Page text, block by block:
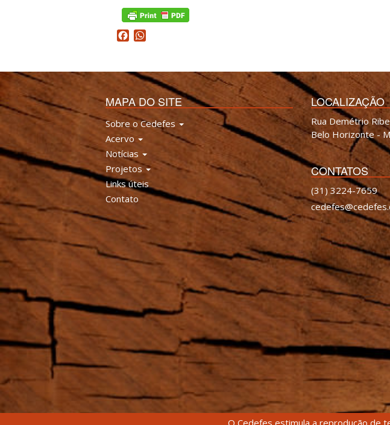
Facebook
MAPA DO SITE
Sobre o Cedefes
Acervo
Notícias
Projetos
Links úteis
Contato
LOCALIZAÇÃO
Rua Demétrio
Belo Horizonte -
CONTATOS
(31) 3224-7659
O Cedefes estimula a reprodução de